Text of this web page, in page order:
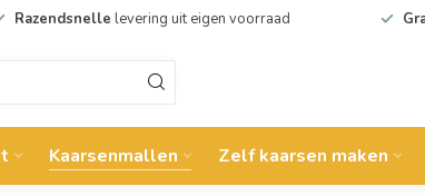
Razendsnelle levering uit eigen voorraad
Kaarsenmallen Zelf kaarsen maken